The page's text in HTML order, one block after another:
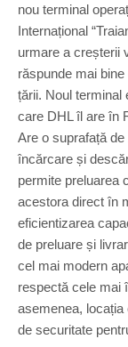
nou terminal
Internațional
urmare a creșterii
răspunde mai
țării. Noul terminal
care DHL îl are în
Are o suprafață
încărcare și
permite preluarea
acestora direct în
eficientizarea
de preluare și
cel mai modern
respectă cele mai
asemenea, locația
de securitate